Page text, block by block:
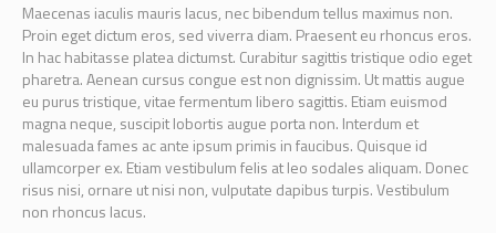
Maecenas iaculis mauris lacus, nec bibendum tellus maximus non.
Proin eget dictum eros, sed viverra diam. Praesent eu rhoncus eros.
In hac habitasse platea dictumst. Curabitur sagittis tristique odio eget
pharetra. Aenean cursus congue est non dignissim. Ut mattis augue
eu purus tristique, vitae fermentum libero sagittis. Etiam euismod
magna neque, suscipit lobortis augue porta non. Interdum et
malesuada fames ac ante ipsum primis in faucibus. Quisque id
ullamcorper ex. Etiam vestibulum felis at leo sodales aliquam. Donec
risus nisi, ornare ut nisi non, vulputate dapibus turpis. Vestibulum
non rhoncus lacus.